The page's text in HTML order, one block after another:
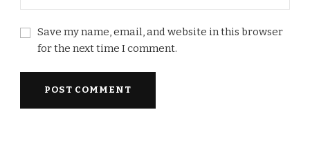
Save my name, email, and website in this browser
for the next time I comment.